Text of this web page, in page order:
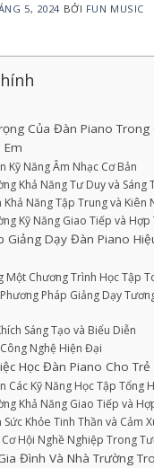
5, 2024 BỞI FUN MUSIC
Của Đàn Piano Trong
Em
Kỹ Năng Âm Nhạc Cơ Bản
Khả Năng Tư Duy và Sáng
Khả Năng Tập Trung và Kiên
Kỹ Năng Giao Tiếp và Hợp
Giảng Dạy Đàn Piano
Một Chương Trình Học Tập
Pháp Giảng Dạy
Sáng Tạo và Biểu Diễn
Nghệ Hiện Đại
Học Đàn Piano Cho Trẻ
Các Kỹ Năng Học Tập Tổng
Khả Năng Giao Tiếp và
Sức Khỏe Tinh Thần và Cảm
Cơ Hội Nghề Nghiệp Trong
Đình Và Nhà Trường